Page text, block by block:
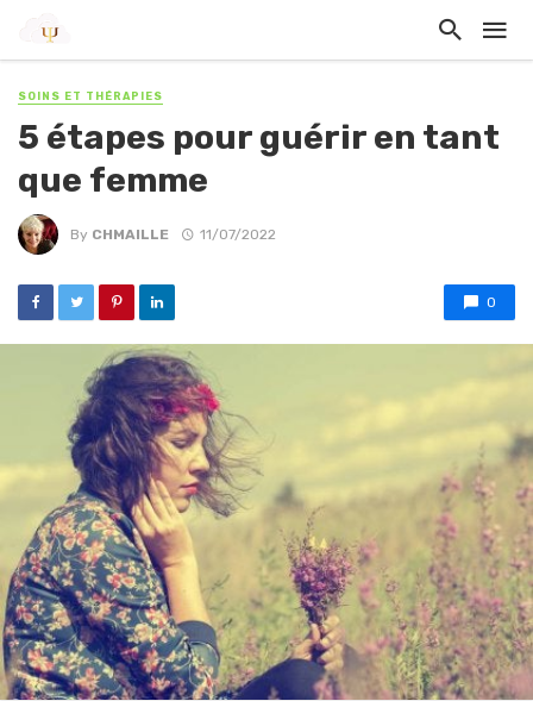
SOINS ET THÉRAPIES
5 étapes pour guérir en tant
que femme
By CHMAILLE 11/07/2022
0